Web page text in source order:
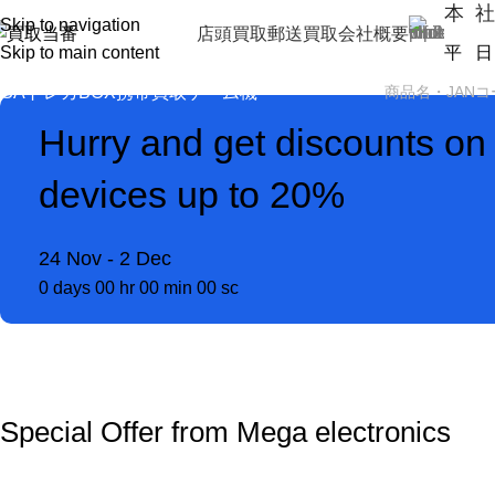
Skip to navigation
Skip to main content
店頭買取郵送買取会社概要
本
平 日
トレカBOX携帯買取ゲーム機
Hurry and get discounts
devices up to 20%
24 Nov - 2 Dec
0 days 00 hr 00 min 00 sc
Special Offer from Mega electronics